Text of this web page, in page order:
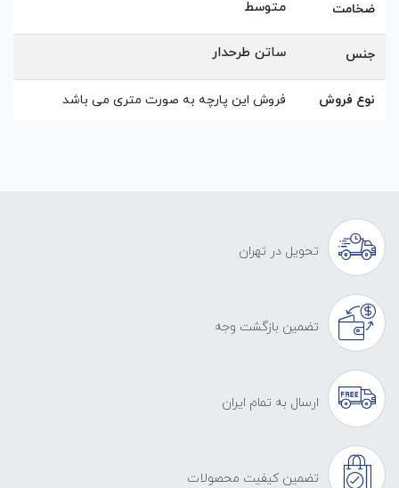
ضخامت متوسط
جنس ساتن طرحدار
نوع فروش فروش این پارچه به صورت متری می باشد
تحویل در تهران
تضمین بازگشت وجه
ارسال به تمام ایران
تضمین کیفیت محصولات